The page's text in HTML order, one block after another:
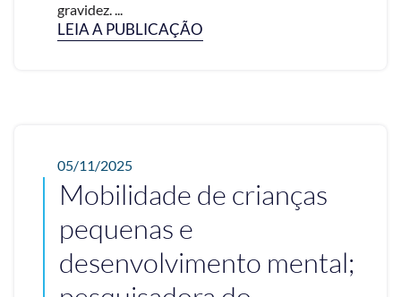
gravidez. ...
LEIA A PUBLICAÇÃO
05/11/2025
Mobilidade de crianças
pequenas e
desenvolvimento mental;